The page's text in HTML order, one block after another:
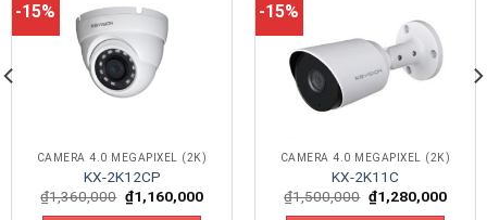
-15%
CAMERA 4.0 MEGAPIXEL (2K)
KX-2K12CP
₫1,360,000 ₫1,160,000
-15%
CAMERA 4.0 MEGAPIXEL (2K)
KX-2K11C
₫1,500,000 ₫1,280,000